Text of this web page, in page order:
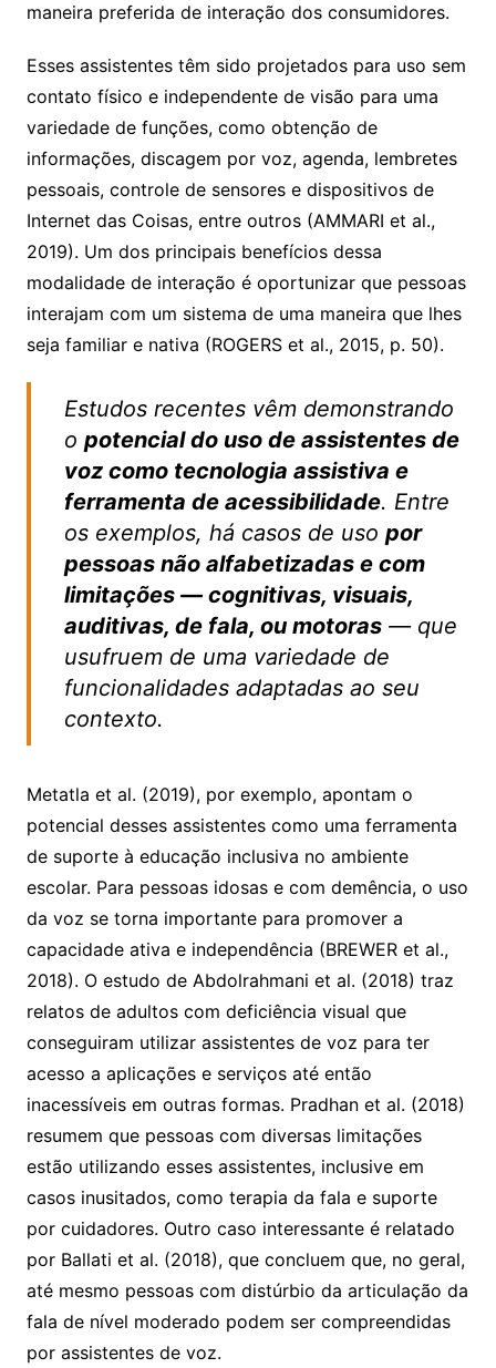
maneira preferida de interação dos consumidores.
Esses assistentes têm sido projetados para uso sem
contato físico e independente de visão para uma
variedade de funções, como obtenção de
informações, discagem por voz, agenda, lembretes
pessoais, controle de sensores e dispositivos de
Internet das Coisas, entre outros (AMMARI et al.,
2019). Um dos principais benefícios dessa
modalidade de interação é oportunizar que pessoas
interajam com um sistema de uma maneira que lhes
seja familiar e nativa (ROGERS et al., 2015, p. 50).
Estudos recentes vêm demonstrando
o potencial do uso de assistentes de
voz como tecnologia assistiva e
ferramenta de acessibilidade. Entre
os exemplos, há casos de uso por
pessoas não alfabetizadas e com
limitações — cognitivas, visuais,
auditivas, de fala, ou motoras— que
usufruem de uma variedade de
funcionalidades adaptadas ao seu
contexto.
Metatla et al. (2019), por exemplo, apontam o
potencial desses assistentes como uma ferramenta
de suporte à educação inclusiva no ambiente
escolar. Para pessoas idosas e com demência, o uso
da voz se torna importante para promover a
capacidade ativa e independência (BREWER et al.,
2018). O estudo de Abdolrahmani et al. (2018) traz
relatos de adultos com deficiência visual que
conseguiram utilizar assistentes de voz para ter
acesso a aplicações e serviços até então
inacessíveis em outras formas. Pradhan et al. (2018)
resumem que pessoas com diversas limitações
estão utilizando esses assistentes, inclusive em
casos inusitados, como terapia da fala e suporte
por cuidadores. Outro caso interessante é relatado
por Ballati et al. (2018), que concluem que, no geral,
até mesmo pessoas com distúrbio da articulação da
fala de nível moderado podem ser compreendidas
por assistentes de voz.